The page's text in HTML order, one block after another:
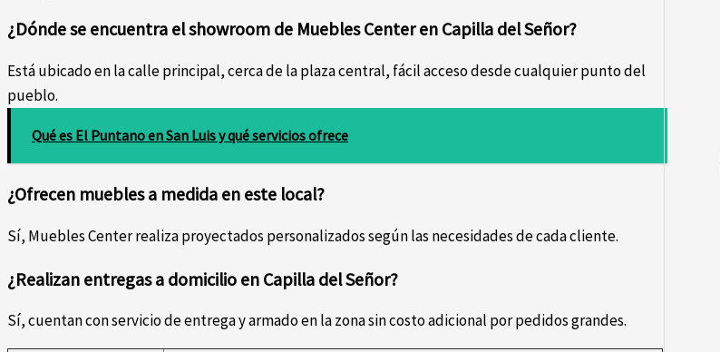
¿Dónde se encuentra el showroom de Muebles Center en Capilla del Señor?
Está ubicado en la calle principal, cerca de la plaza central, fácil acceso desde cualquier punto del
pueblo.
Qué es El Puntano en San Luis y qué servicios ofrece
¿Ofrecen muebles a medida en este local?
Sí, Muebles Center realiza proyectados personalizados según las necesidades de cada cliente.
¿Realizan entregas a domicilio en Capilla del Señor?
Sí, cuentan con servicio de entrega y armado en la zona sin costo adicional por pedidos grandes.